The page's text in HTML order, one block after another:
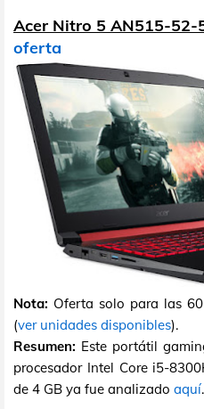
Acer Nitro 5 AN515-52-
oferta
Nota: Oferta solo para las
(ver unidades disponibles).
Resumen: Este portátil
procesador Intel Core i5-
de 4 GB ya fue analizado aquí.